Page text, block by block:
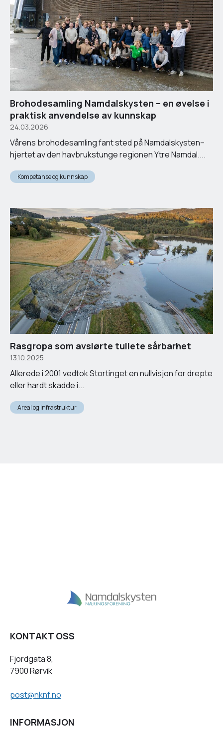
Brohodesamling Namdalskysten – en øvelse i
praktisk anvendelse av kunnskap
24.03.2026
Vårens brohodesamling fant sted på Namdalskysten–
hjertet av den havbrukstunge regionen Ytre Namdal....
Kompetanse og kunnskap
Rasgropa som avslørte tullete sårbarhet
13.10.2025
Allerede i 2001 vedtok Stortinget en nullvisjon for drepte
eller hardt skadde i...
Areal og infrastruktur
KONTAKT OSS
Fjordgata 8,
7900 Rørvik
post@nknf.no
INFORMASJON